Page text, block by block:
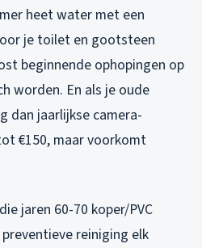
heet water met een
je toilet en gootsteen
beginnende ophopingen op
worden. En als je oude
dan jaarlijkse camera-
€150, maar voorkomt
jaren 60-70 koper/PVC
reiniging elk